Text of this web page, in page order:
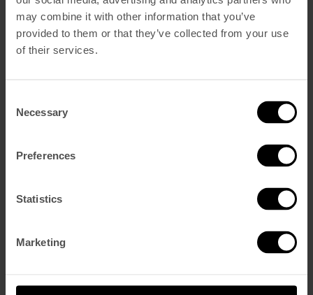
may combine it with other information that you’ve
provided to them or that they’ve collected from your use
of their services.
Selection
Necessary
Preferences
Statistics
Marketing
V Rooftop Bar
The Hangout
Spa y Gym
Eventos
Cómo encontrarnos
Español